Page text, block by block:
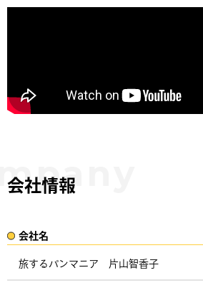
会社情報
会社名​
旅するパンマニア 片山智香子